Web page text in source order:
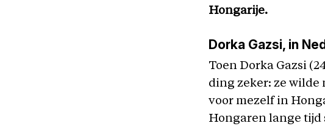
Hongarije.
Dorka Gazsi, in
Toen Dorka Gazsi
ding zeker: ze wilde
voor mezelf in
Hongaren lange tijd